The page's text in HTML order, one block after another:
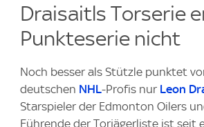
Draisaitls Torserie
Punkteserie nicht
Noch besser als Stützle punktet
deutschen NHL-Profis nur Leon
Starspieler der Edmonton Oilers
Führende der Torjägerliste ist seit